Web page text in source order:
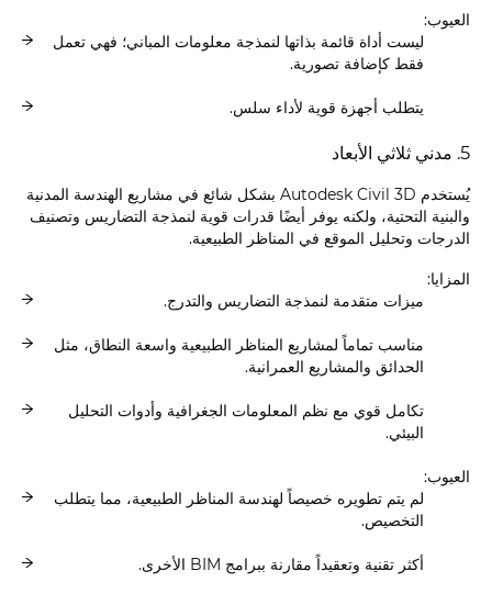
العيوب:
ليست أداة قائمة بذاتها لنمذجة معلومات المباني؛ فهي تعمل
فقط كإضافة تصورية.
يتطلب أجهزة قوية لأداء سلس.
5. مدني ثلاثي الأبعاد
يُستخدم Autodesk Civil 3D بشكل شائع في مشاريع الهندسة المدنية
والبنية التحتية، ولكنه يوفر أيضًا قدرات قوية لنمذجة التضاريس وتصنيف
الدرجات وتحليل الموقع في المناظر الطبيعية.
المزايا:
ميزات متقدمة لنمذجة التضاريس والتدرج.
مناسب تماماً لمشاريع المناظر الطبيعية واسعة النطاق، مثل
الحدائق والمشاريع العمرانية.
تكامل قوي مع نظم المعلومات الجغرافية وأدوات التحليل
البيئي.
العيوب:
لم يتم تطويره خصيصاً لهندسة المناظر الطبيعية، مما يتطلب
التخصيص.
أكثر تقنية وتعقيداً مقارنة ببرامج BIM الأخرى.